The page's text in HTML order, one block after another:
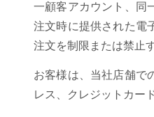
一顧客アカウント、同
注文時に提供された電
注文を制限または禁止
お客様は、当社店舗で
レス、クレジットカー